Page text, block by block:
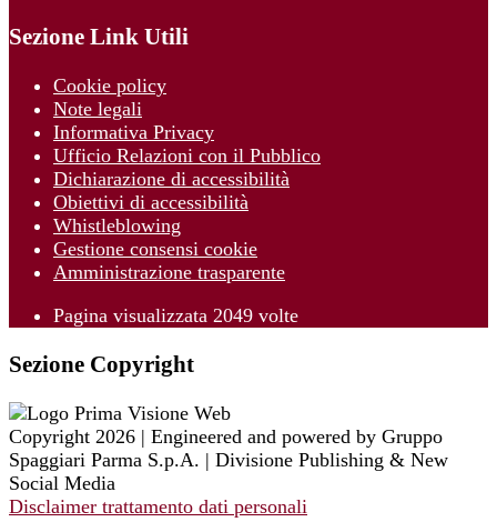
Sezione Link Utili
Cookie policy
Note legali
Informativa Privacy
Ufficio Relazioni con il Pubblico
Dichiarazione di accessibilità
Obiettivi di accessibilità
Whistleblowing
Gestione consensi cookie
Amministrazione trasparente
Pagina visualizzata 2049 volte
Sezione Copyright
Copyright 2026 | Engineered and powered by Gruppo
Spaggiari Parma S.p.A. | Divisione Publishing & New
Social Media
Disclaimer trattamento dati personali